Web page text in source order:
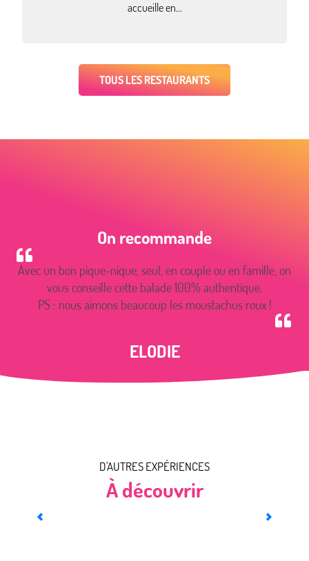
accueille en...
TOUS LES RESTAURANTS
On recommande
Avec un bon pique-nique, seul, en couple ou en famille, on
vous conseille cette balade 100% authentique.
PS : nous aimons beaucoup les moustachus roux !
ELODIE
D'AUTRES EXPÉRIENCES
À découvrir